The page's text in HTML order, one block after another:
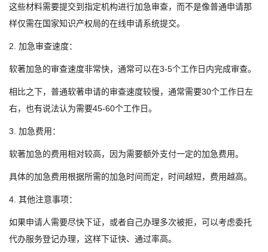
这些材料需要提交到指定机构进行加急审查，而不是像普通申请那
样仅需在国家知识产权局的在线申请系统提交。
2. 加急审查速度：
软著加急的审查速度非常快，通常可以在3-5个工作日内完成审查。
相比之下，普通软著申请的审查速度较慢，通常需要30个工作日左
右，也有说法认为需要45-60个工作日。
3. 加急费用：
软著加急的费用相对较高，因为需要额外支付一定的加急费用。
具体的加急费用根据所需的加急时间而定，时间越短，费用越高。
4. 其他注意事项：
如果申请人需要尽快下证，或者自己办理多次被拒，可以考虑委托
代办服务登记办理，这样下证快、通过率高。